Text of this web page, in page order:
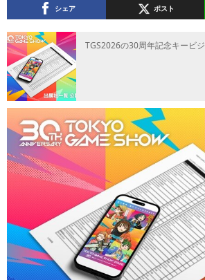
シェア ポスト
TGS2026の30周年記念キービ